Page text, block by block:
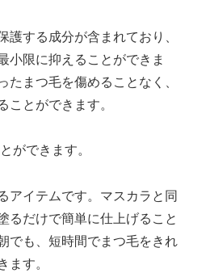
護する成分が含まれており、
小限に抑えることができま
たまつ毛を傷めることなく、
ことができます。
ができます。
アイテムです。マスカラと同
るだけで簡単に仕上げること
でも、短時間でまつ毛をきれ
ます。